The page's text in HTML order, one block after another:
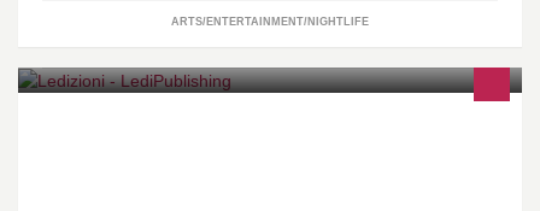
ARTS/ENTERTAINMENT/NIGHTLIFE